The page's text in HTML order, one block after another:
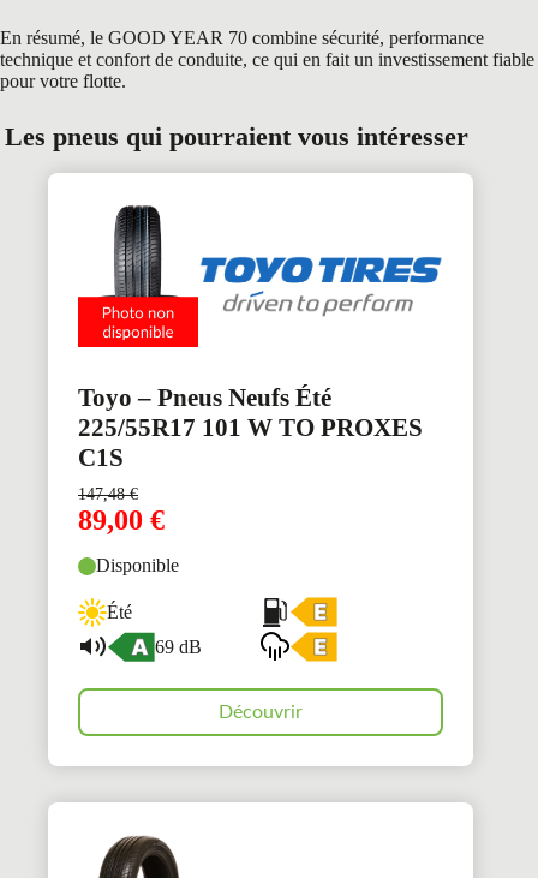
En résumé, le GOOD YEAR 70 combine sécurité, performance
technique et confort de conduite, ce qui en fait un investissement fiable
pour votre flotte.
Les pneus qui pourraient vous intéresser
Toyo – Pneus Neufs Été
225/55R17 101 W TO PROXES
C1S
147,48€
89,00 €
Disponible
Été
69 dB
Découvrir